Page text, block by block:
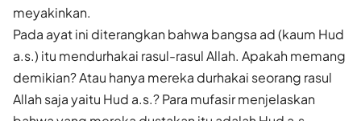
meyakinkan.
Pada ayat ini diterangkan bahwa bangsa ad (kaum Hud
a.s.) itu mendurhakai rasul-rasul Allah. Apakah memang
demikian? Atau hanya mereka durhakai seorang rasul
Allah saja yaitu Hud a.s.? Para mufasir menjelaskan